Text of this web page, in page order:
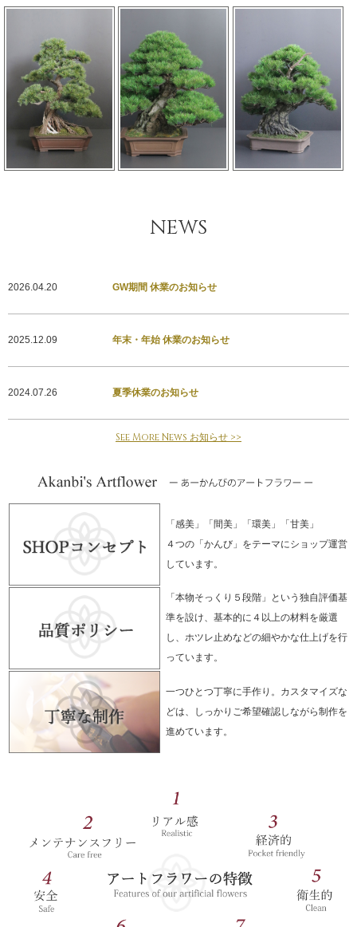
NEWS
2026.04.20 GW期間 休業のお知らせ
2025.12.09 年末・年始 休業のお知らせ
2024.07.26 夏季休業のお知らせ
See More News お知らせ >>
「感美」「間美」「環美」「甘美」
４つの「かんび」をテーマにショップ運営
しています。
「本物そっくり５段階」という独自評価基
準を設け、基本的に４以上の材料を厳選
し、ホツレ止めなどの細やかな仕上げを行
っています。
一つひとつ丁寧に手作り。カスタマイズな
どは、しっかりご希望確認しながら制作を
進めています。